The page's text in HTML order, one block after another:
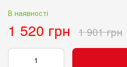
В наявності
1 520 грн 1 901 грн